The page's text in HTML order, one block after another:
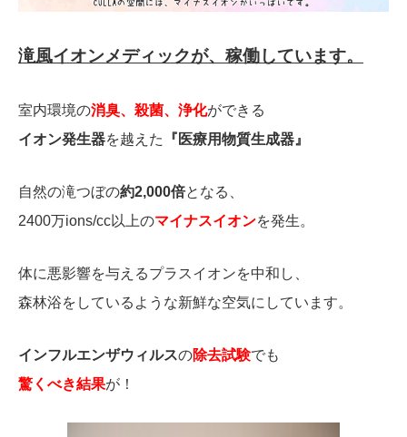
滝風イオンメディックが、稼働しています。
室内環境の消臭、殺菌、浄化ができる
イオン発生器を越えた 『医療用物質生成器』
自然の滝つぼの約2,000倍となる、
2400万ions/cc以上のマイナスイオンを発生。
体に悪影響を与えるプラスイオンを中和し、
森林浴をしているような新鮮な空気にしています。
インフルエンザウィルスの除去試験でも
驚くべき結果が！